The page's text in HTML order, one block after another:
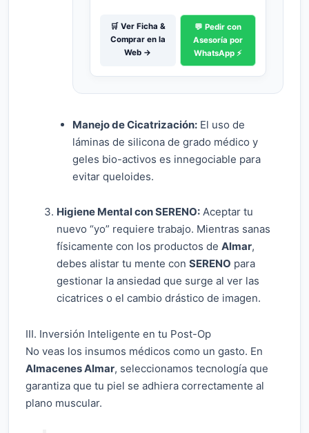
🛒 Ver Ficha &
Comprar en la
Web →
💬 Pedir con
Asesoría por
WhatsApp ⚡
Manejo de Cicatrización:El uso de
láminas de silicona de grado médico y
geles bio-activos es innegociable para
evitar queloides.
Higiene Mental con SERENO: Aceptar tu
nuevo “yo” requiere trabajo. Mientras sanas
físicamente con los productos de Almar,
debes alistar tu mente con SERENO para
gestionar la ansiedad que surge al ver las
cicatrices o el cambio drástico de imagen.
III. Inversión Inteligente en tu Post-Op
No veas los insumos médicos como un gasto. En
Almacenes Almar, seleccionamos tecnología que
garantiza que tu piel se adhiera correctamente al
plano muscular.